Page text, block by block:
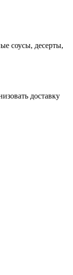
соусы, десерты,
доставку